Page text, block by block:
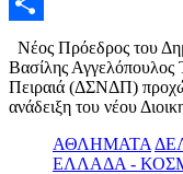
Μοιραστείτε
Νέος Πρόεδρος του
Βασίλης
Πειραιά (ΔΣΝΔΠ)
ανάδειξη του νέου
ΑΘΛΗΜΑΤΑ
ΕΛΛΑΔΑ -